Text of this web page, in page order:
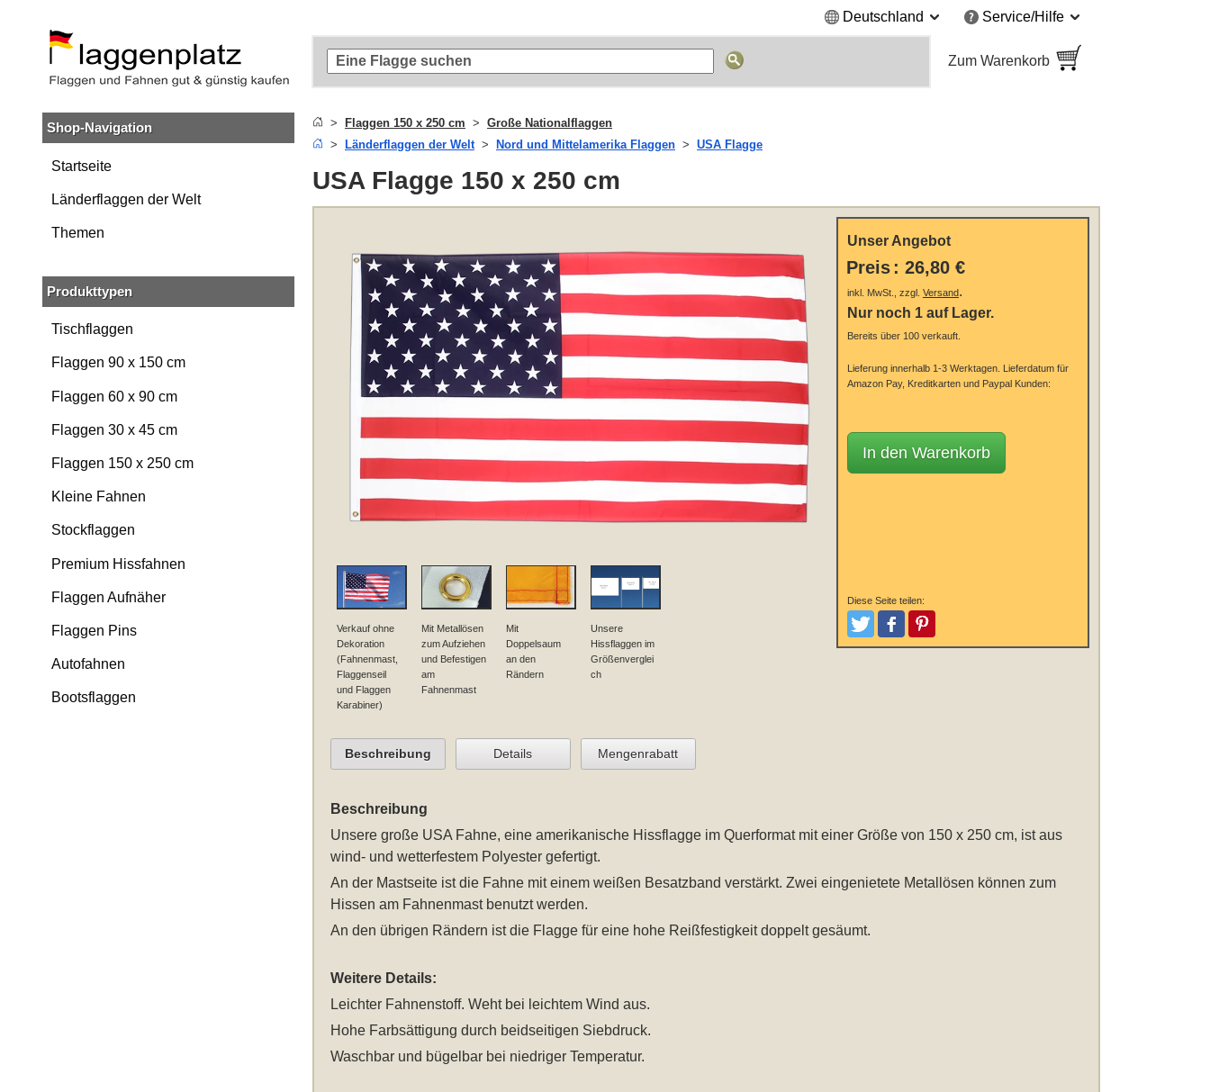
Hauptinhalt
springen
Suche
Zur
Navigation
springen
Deutschland Service/Hilfe
Zum Warenkorb
Shop-Navigation
Startseite
Länderflaggen der Welt
Themen
Produkttypen
Tischflaggen
Flaggen 90 x 150 cm
Flaggen 60 x 90 cm
Flaggen 30 x 45 cm
Flaggen 150 x 250 cm
Kleine Fahnen
Stockflaggen
Premium Hissfahnen
Flaggen Aufnäher
Flaggen Pins
Autofahnen
Bootsflaggen
Flaggen 150 x 250 cm
Große Nationalflaggen
Länderflaggen der Welt
Nord und Mittelamerika Flaggen USA Flagge
USA Flagge 150 x 250 cm
Verkauf ohne
Dekoration
(Fahnenmast,
Flaggenseil
und Flaggen
Karabiner)
Mit Metallösen
zum Aufziehen
und Befestigen
am
Fahnenmast
Mit
Doppelsaum
an den
Rändern
Unsere
Hissflaggen im
Größenverglei
ch
Unser Angebot
Preis : 26,80 €
inkl. MwSt., zzgl. Versand.
Nur noch 1 auf Lager.
Bereits über 100 verkauft.
Lieferung innerhalb 1-3 Werktagen.
Lieferdatum für
Amazon Pay, Kreditkarten und Paypal Kunden:
In den Warenkorb
Diese Seite teilen:
TweetenPostenPinterest
Beschreibung Details Mengenrabatt
Beschreibung
Unsere große USA Fahne, eine amerikanische Hissflagge im Querformat mit einer Größe von 150 x 250 cm, ist aus
wind- und wetterfestem Polyester gefertigt.
An der Mastseite ist die Fahne mit einem weißen Besatzband verstärkt. Zwei eingenietete Metallösen können zum
Hissen am Fahnenmast benutzt werden.
An den übrigen Rändern ist die Flagge für eine hohe Reißfestigkeit doppelt gesäumt.
Weitere Details:
Leichter Fahnenstoff. Weht bei leichtem Wind aus.
Hohe Farbsättigung durch beidseitigen Siebdruck.
Waschbar und bügelbar bei niedriger Temperatur.